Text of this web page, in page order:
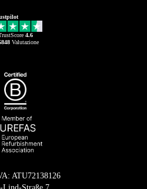
4.6
Valutazione
ATU72138126